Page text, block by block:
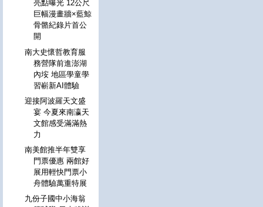
亮點曝光 12公尺
巨幅漫畫牆×藍鯨
骨骼紀錄片首公
開
南大史懷哲教育服
務營隊前進澎湖
內垵 地區學童學
習嶄新AI體驗
迎接阿波羅天文盛
宴 今夏來南瀛天
文館感受滿滿熱
力
南美館推半年雙享
門票優惠 兩館好
展用輕快門票小
舟體驗萬重特展
九份子國中小海翁